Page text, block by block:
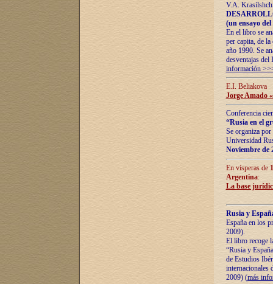
V.A.
(un ensayo
En el libro se
per capita, de
año 1990. Se
desventajas
información
E.I. Beliakova
Jorge Amado
Conferencia
“Rusia en el
Se organiza
Universidad
Noviembre de
En vísperas de
Argentina:
La base
Rusia y
España en los
2009).
El libro recoge
“Rusia y
de Estudios
internacionales
2009) (más